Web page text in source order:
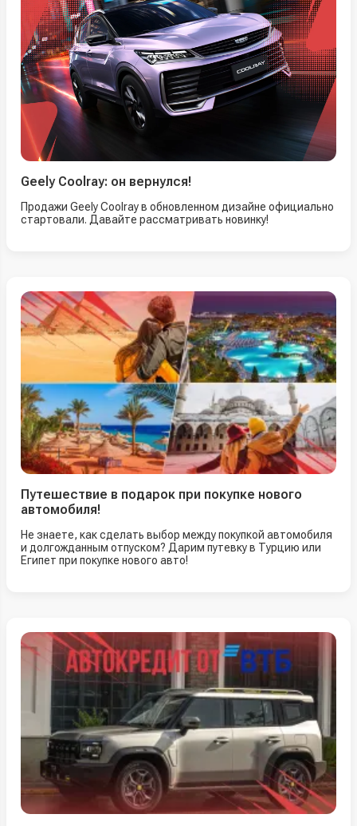
Geely Coolray: он вернулся!
Продажи Geely Coolray в обновленном дизайне официально
стартовали. Давайте рассматривать новинку!
Путешествие в подарок при покупке нового
автомобиля!
Не знаете, как сделать выбор между покупкой автомобиля
и долгожданным отпуском? Дарим путевку в Турцию или
Египет при покупке нового авто!